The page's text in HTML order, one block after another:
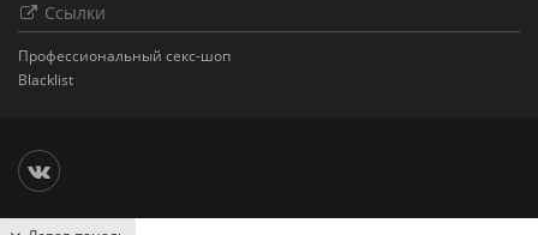
Ссылки
Профессиональный секс-шоп
Blacklist